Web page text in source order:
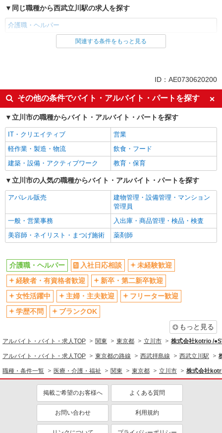
同じ職種から西武立川駅の求人を探す
介護職・ヘルパー
同じ雇用形態から西武立川駅の求人を探す
入社日応相談
未経験歓迎
経験者・有資格者歓迎
新卒・第二新卒歓迎
女性活躍中
主婦・主夫歓迎
フリーター歓迎
学歴不問
ブランクOK
ミドル（40代～）活躍中
エルダー（50代～）活躍中
シニア（60代～）活躍中
高収入・高額
ボーナス・賞与あり
昇給あり
完全週休2日制
禁煙・分煙
駅直結・駅チカ
車通勤OK
バイク通勤OK
自転車通勤OK
社会保険あり
産休・育休取得実績あり
退職金・財形貯蓄制度あり
各種手当（家族・役職・インセン
ティブなど）あり
制服貸与
研修制度あり
資格取得支援制度あり
医療・介護・福祉
介護職・ヘルパー
同じ特徴から求人を探す
未経験歓迎
ミドル（40代～）活躍中
ボーナス・賞与あり
車通勤OK
社会保険あり
関連する条件をもっと見る
ID：AE0730620200
その他の条件でバイト・アルバイト・パートを探す
立川市の職種からバイト・アルバイト・パートを探す
IT・クリエイティブ
営業
軽作業・製造・物流
飲食・フード
建築・設備・アクティブワーク
教育・保育
立川市の人気の職種からバイト・アルバイト・パートを探す
アパレル販売
建物管理・設備管理・マンション
管理員
一般・営業事務
入出庫・商品管理・検品・検査
美容師・ネイリスト・まつげ施術
薬剤師
介護職・ヘルパー 入社日応相談
未経験歓迎
経験者・有資格者歓迎
新卒・第二新卒歓迎
女性活躍中
主婦・主夫歓迎
フリーター歓迎
学歴不問
ブランクOK
もっと見る
アルバイト・バイト・求人TOP 関東 東京都 立川市 株式会社kotrio /
アルバイト・バイト・求人TOP 東京都の路線 西武拝島線 西武立川駅
職種・条件一覧 医療・介護・福祉 関東 東京都 立川市 株式会社
掲載ご希望のお客様へ よくある質問
お問い合わせ 利用規約